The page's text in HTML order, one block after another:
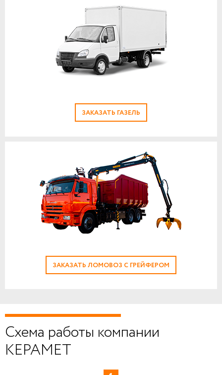
ЗАКАЗАТЬ ГАЗЕЛЬ
ЗАКАЗАТЬ ЛОМОВОЗ С ГРЕЙФЕРОМ
Схема работы компании
КЕРАМЕТ